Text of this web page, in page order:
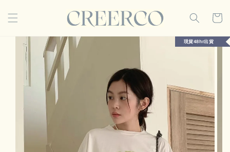
現貨48hr出貨